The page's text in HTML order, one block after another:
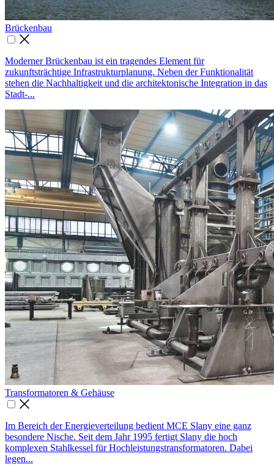
Brücken­bau

Moderner Brückenbau ist ein tragendes Element für
zukunftsträchtige Infrastrukturplanung. Neben der Funktionalität
stehen die Nachhaltigkeit und die architektonische Integration in das
Stadt-...
Trans­formatoren & Ge­häuse

Im Bereich der Energieverteilung bedient MCE Slany eine ganz
besondere Nische. Seit dem Jahr 1995 fertigt Slany die hoch
komplexen Stahlkessel für Hochleistungstransformatoren. Dabei
legen...